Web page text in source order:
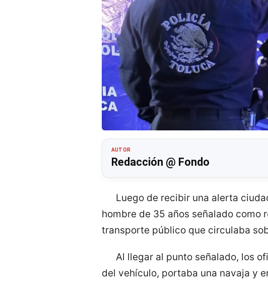
AUTOR
Redacción @ Fondo
Luego de recibir una alerta
hombre de 35 años señalado como
transporte público que circulaba
Al llegar al punto señalado, los
del vehículo, portaba una navaja y